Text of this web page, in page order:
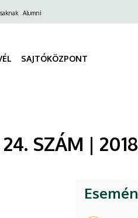
Alumni
SAJTÓKÖZPONT
SZÁM |